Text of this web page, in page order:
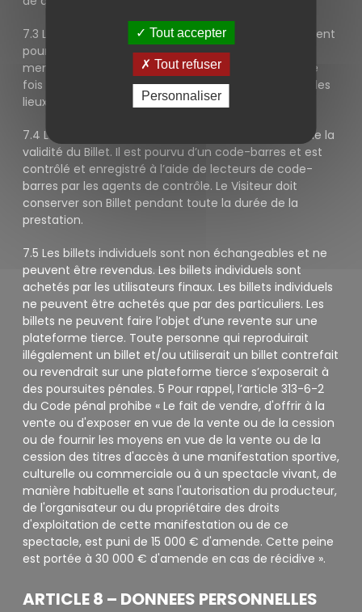
7.3 Les Billets sont horodatés et valables exclusivement
pour la prestation, à la date et à compter de l’heure
mentionnées. Un Billet ne donne accès qu’une seule
fois à la prestation correspondante et toute sortie des
lieux est définitive.
7.4 L’accès à la prestation est soumis au contrôle de la
validité du Billet. Il est pourvu d’un code-barres et est
contrôlé et enregistré à l’aide de lecteurs de code-
barres par les agents de contrôle. Le Visiteur doit
conserver son Billet pendant toute la durée de la
prestation.
7.5 Les billets individuels sont non échangeables et ne
peuvent être revendus. Les billets individuels sont
achetés par les utilisateurs finaux. Les billets individuels
ne peuvent être achetés que par des particuliers. Les
billets ne peuvent faire l’objet d’une revente sur une
plateforme tierce. Toute personne qui reproduirait
illégalement un billet et/ou utiliserait un billet contrefait
ou revendrait sur une plateforme tierce s’exposerait à
des poursuites pénales. 5 Pour rappel, l’article 313-6-2
du Code pénal prohibe « Le fait de vendre, d'offrir à la
vente ou d'exposer en vue de la vente ou de la cession
ou de fournir les moyens en vue de la vente ou de la
cession des titres d'accès à une manifestation sportive,
culturelle ou commerciale ou à un spectacle vivant, de
manière habituelle et sans l'autorisation du producteur,
de l'organisateur ou du propriétaire des droits
d'exploitation de cette manifestation ou de ce
spectacle, est puni de 15 000 € d'amende. Cette peine
est portée à 30 000 € d'amende en cas de récidive ».
ARTICLE 8 – DONNEES PERSONNELLES
Tout accepter
Tout refuser
Personnaliser